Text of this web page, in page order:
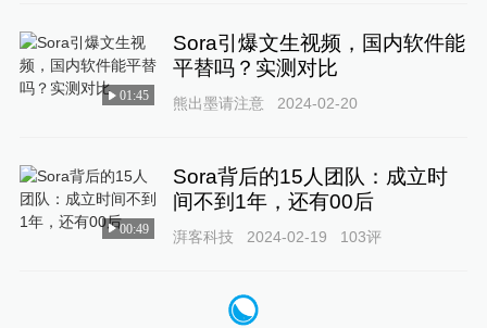
01:45
Sora引爆文生视频，国内软件能
平替吗？实测对比
熊出墨请注意 2024-02-20
00:49
Sora背后的15人团队：成立时
间不到1年，还有00后
湃客科技 2024-02-19 103评